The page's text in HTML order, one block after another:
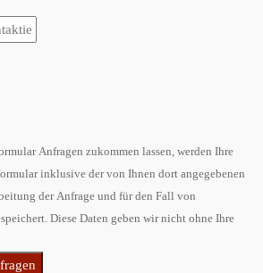
Anfragen zukommen lassen, werden Ihre
inklusive der von Ihnen dort angegebenen
der Anfrage und für den Fall von
Diese Daten geben wir nicht ohne Ihre